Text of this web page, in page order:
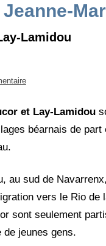
Lamidou
et Lay-Lamidou
béarnais de part
au sud de
vers le Rio de
sont seulement
de jeunes gens.